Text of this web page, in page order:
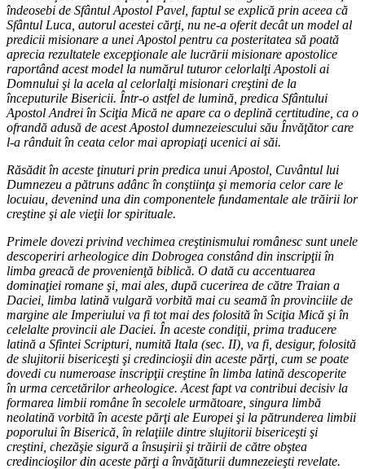
îndeosebi de Sfântul Apostol Pavel, faptul se explică prin aceea că
Sfântul Luca, autorul acestei cărţi, nu ne-a oferit decât un model al
predicii misionare a unei Apostol pentru ca posteritatea să poată
aprecia rezultatele excepţionale ale lucrării misionare apostolice
raportând acest model la numărul tuturor celorlalţi Apostoli ai
Domnului şi la acela al celorlalţi misionari creştini de la
începuturile Bisericii. Într-o astfel de lumină, predica Sfântului
Apostol Andrei în Sciţia Mică ne apare ca o deplină certitudine, ca o
ofrandă adusă de acest Apostol dumnezeiescului său Învăţător care
l-a rânduit în ceata celor mai apropiaţi ucenici ai săi.
Răsădit în aceste ţinuturi prin predica unui Apostol, Cuvântul lui
Dumnezeu a pătruns adânc în conştiinţa şi memoria celor care le
locuiau, devenind una din componentele fundamentale ale trăirii lor
creştine şi ale vieţii lor spirituale.
Primele dovezi privind vechimea creştinismului românesc sunt unele
descoperiri arheologice din Dobrogea constând din inscripţii în
limba greacă de provenienţă biblică. O dată cu accentuarea
dominaţiei romane şi, mai ales, după cucerirea de către Traian a
Daciei, limba latină vulgară vorbită mai cu seamă în provinciile de
margine ale Imperiului va fi tot mai des folosită în Sciţia Mică şi în
celelalte provincii ale Daciei. În aceste condiţii, prima traducere
latină a Sfintei Scripturi, numită Itala (sec. II), va fi, desigur, folosită
de slujitorii bisericeşti şi credincioşii din aceste părţi, cum se poate
dovedi cu numeroase inscripţii creştine în limba latină descoperite
în urma cercetărilor arheologice. Acest fapt va contribui decisiv la
formarea limbii române în secolele următoare, singura limbă
neolatină vorbită în aceste părţi ale Europei şi la pătrunderea limbii
poporului în Biserică, în relaţiile dintre slujitorii bisericeşti şi
creştini, chezăşie sigură a însuşirii şi trăirii de către obştea
credincioşilor din aceste părţi a învăţăturii dumnezeieşti revelate.